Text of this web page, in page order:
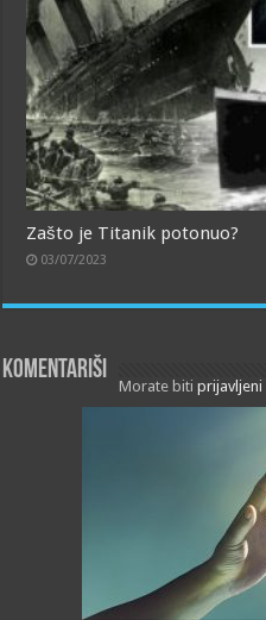
Zašto je Titanik potonuo?
03/07/2023
Komentariši
Morate bitiprijavljeni